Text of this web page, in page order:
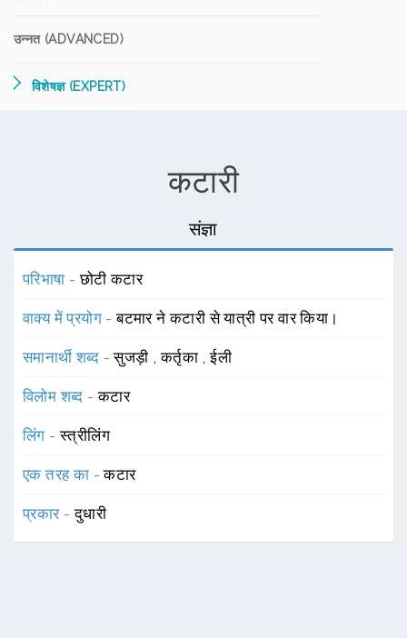
उन्नत (ADVANCED)
विशेषज्ञ (EXPERT)
कटारी
संज्ञा
परिभाषा -छोटी कटार
वाक्य में प्रयोग -बटमार ने कटारी से यात्री पर वार किया।
समानार्थी शब्द -सुजड़ी ,कर्तृका ,ईली
विलोम शब्द -कटार
लिंग -स्त्रीलिंग
एक तरह का -कटार
प्रकार -दुधारी